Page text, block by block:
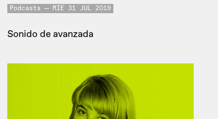
Podcasts MIE 31 JUL 2019
Sonido de avanzada